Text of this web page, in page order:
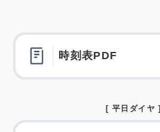
時刻表PDF
[ 平日ダイヤ ]